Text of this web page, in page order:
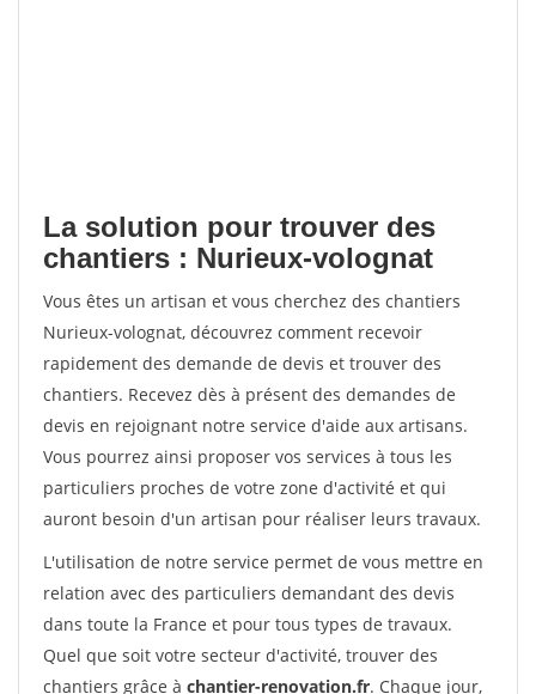
La solution pour trouver des
chantiers : Nurieux-volognat
Vous êtes un artisan et vous cherchez des chantiers
Nurieux-volognat, découvrez comment recevoir
rapidement des demande de devis et trouver des
chantiers. Recevez dès à présent des demandes de
devis en rejoignant notre service d'aide aux artisans.
Vous pourrez ainsi proposer vos services à tous les
particuliers proches de votre zone d'activité et qui
auront besoin d'un artisan pour réaliser leurs travaux.
L'utilisation de notre service permet de vous mettre en
relation avec des particuliers demandant des devis
dans toute la France et pour tous types de travaux.
Quel que soit votre secteur d'activité, trouver des
chantiers grâce à chantier-renovation.fr. Chaque jour,